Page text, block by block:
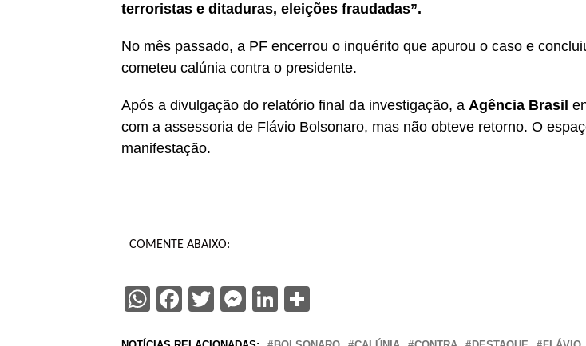
terroristas e ditaduras, eleições fraudadas”.
No mês passado, a PF encerrou o inquérito que apurou o caso e
cometeu calúnia contra o presidente.
Após a divulgação do relatório final da investigação, a Agência Brasil
com a assessoria de Flávio Bolsonaro, mas não obteve retorno. O
manifestação.
COMENTE ABAIXO:
WhatsApp
Facebook
Twitter
Messenger
LinkedIn